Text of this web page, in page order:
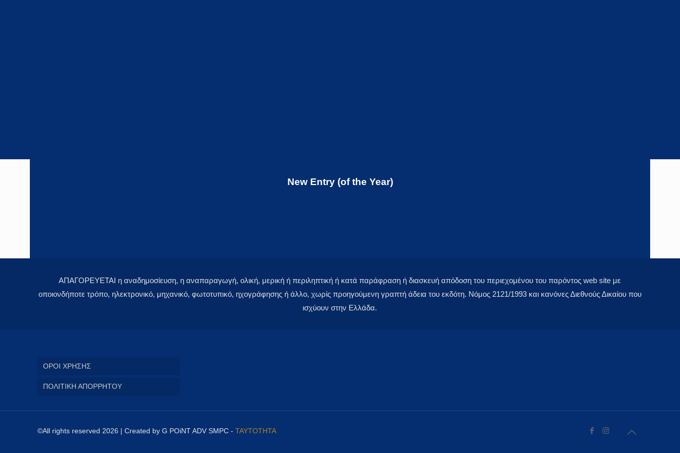
New Entry (of the Year)
ΑΠΑΓΟΡΕΥΕΤΑΙ η αναδημοσίευση, η αναπαραγωγή, ολική, μερική ή περιληπτική ή κατά παράφραση ή διασκευή απόδοση του περιεχομένου του παρόντος web site με
οποιονδήποτε τρόπο, ηλεκτρονικό, μηχανικό, φωτοτυπικό, ηχογράφησης ή άλλο, χωρίς προηγούμενη γραπτή άδεια του εκδότη. Νόμος 2121/1993 και κανόνες Διεθνούς Δικαίου που
ισχύουν στην Ελλάδα.
ΟΡΟΙ ΧΡΗΣΗΣ
ΠΟΛΙΤΙΚΗ ΑΠΟΡΡΗΤΟΥ
©All rights reserved 2026 | Created by G POiNT ADV SMPC -ΤΑΥΤΟΤΗΤΑ